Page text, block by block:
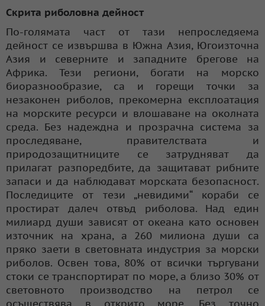
Скрита риболовна дейност
По-голямата част от тази непроследяема
дейност се извършва в Южна Азия, Югоизточна
Азия и северните и западните брегове на
Африка. Тези региони, богати на морско
биоразнообразие, са и горещи точки за
незаконен риболов, прекомерна експлоатация
на морските ресурси и влошаване на околната
среда. Без надеждна и прозрачна система за
проследяване, правителствата и
природозащитниците се затрудняват да
прилагат разпоредбите, да защитават рибните
запаси и да наблюдават морската безопасност.
Последиците от тези „невидими“ кораби се
простират далеч отвъд риболова. Над един
милиард души зависят от океана като основен
източник на храна, а 260 милиона души са
пряко заети в световната индустрия за морски
риболов. Освен това, 80% от всички търгувани
стоки се транспортират по море, а близо 30% от
световното производство на петрол се